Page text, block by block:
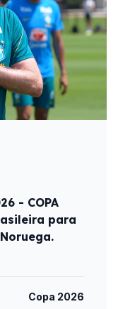
- COPA
para
Copa 2026